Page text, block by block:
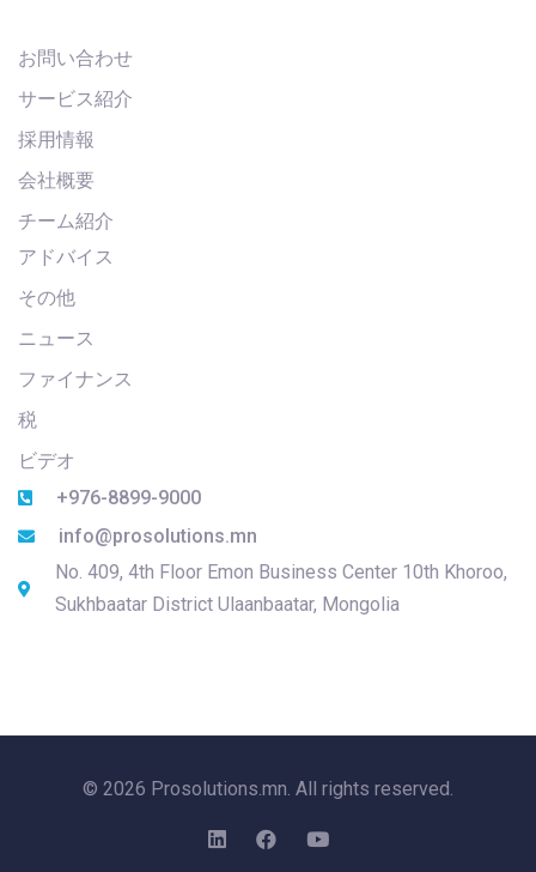
お問い合わせ
サービス紹介
採用情報
会社概要
チーム紹介
アドバイス
その他
ニュース
ファイナンス
税
ビデオ
+976-8899-9000
info@prosolutions.mn
No. 409, 4th Floor Emon Business Center 10th Khoroo,
Sukhbaatar District Ulaanbaatar, Mongolia
© 2026 Prosolutions.mn. All rights reserved.